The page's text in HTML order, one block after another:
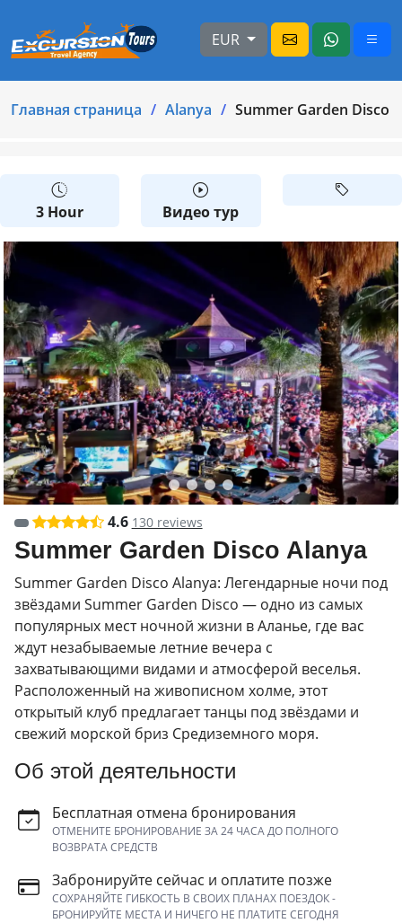
EUR
Главная страница Alanya Summer Garden Disco
3 Hour Видео тур
4.6 130 reviews
Summer Garden Disco Alanya
Summer Garden Disco Alanya: Легендарные ночи под
звёздами Summer Garden Disco — одно из самых
популярных мест ночной жизни в Аланье, где вас
ждут незабываемые летние вечера с
захватывающими видами и атмосферой веселья.
Расположенный на живописном холме, этот
открытый клуб предлагает танцы под звёздами и
свежий морской бриз Средиземного моря.
Об этой деятельности
Бесплатная отмена бронирования
ОТМЕНИТЕ БРОНИРОВАНИЕ ЗА 24 ЧАСА ДО ПОЛНОГО
ВОЗВРАТА СРЕДСТВ
Забронируйте сейчас и оплатите позже
СОХРАНЯЙТЕ ГИБКОСТЬ В СВОИХ ПЛАНАХ ПОЕЗДОК -
БРОНИРУЙТЕ МЕСТА И НИЧЕГО НЕ ПЛАТИТЕ СЕГОДНЯ